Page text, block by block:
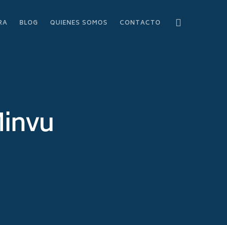
BLOG QUIENES SOMOS CONTACTO